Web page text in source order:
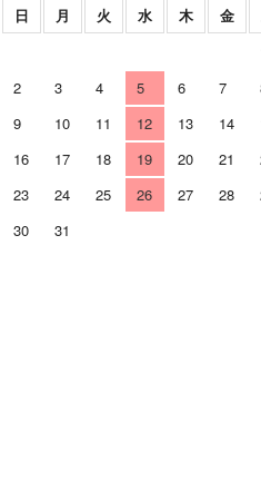
» もうすこしHender Scheme (エンダ
ン
日
月 火 水 木 金
2
3 4 5 6 7
9
10 11 12 13 14
16
17 18 19 20 21
23
24 25 26 27 28
30
31